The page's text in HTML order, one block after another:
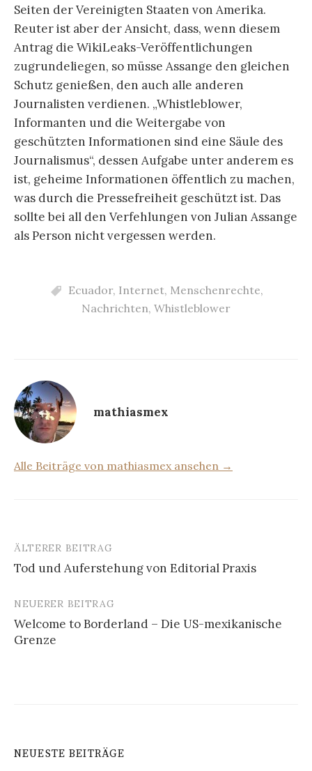
Seiten der Vereinigten Staaten von Amerika.
Reuter ist aber der Ansicht, dass, wenn diesem
Antrag die WikiLeaks-Veröffentlichungen
zugrundeliegen, so müsse Assange den gleichen
Schutz genießen, den auch alle anderen
Journalisten verdienen. „Whistleblower,
Informanten und die Weitergabe von
geschützten Informationen sind eine Säule des
Journalismus“, dessen Aufgabe unter anderem es
ist, geheime Informationen öffentlich zu machen,
was durch die Pressefreiheit geschützt ist. Das
sollte bei all den Verfehlungen von Julian Assange
als Person nicht vergessen werden.
Ecuador, Internet, Menschenrechte,
Nachrichten, Whistleblower
mathiasmex
Alle Beiträge von mathiasmex ansehen →
Beitrags-
Navigation
ÄLTERER BEITRAG
Tod und Auferstehung von Editorial Praxis
NEUERER BEITRAG
Welcome to Borderland – Die US-mexikanische
Grenze
NEUESTE BEITRÄGE